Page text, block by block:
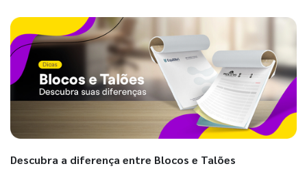
Descubra a diferença entre Blocos e Talões